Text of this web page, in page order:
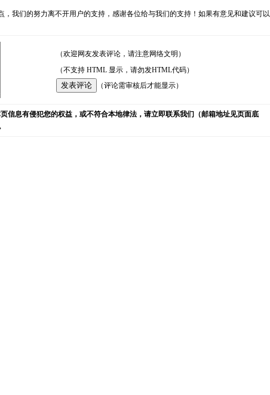
，我们的努力离不开用户的支持，感谢各位给与我们的支持！如果有意见和建议可以
（欢迎网友发表评论，请注意网络文明）
（不支持 HTML 显示，请勿发HTML代码）
（评论需审核后才能显示）
信息有侵犯您的权益，或不符合本地律法，请立即联系我们（邮箱地址见页面底